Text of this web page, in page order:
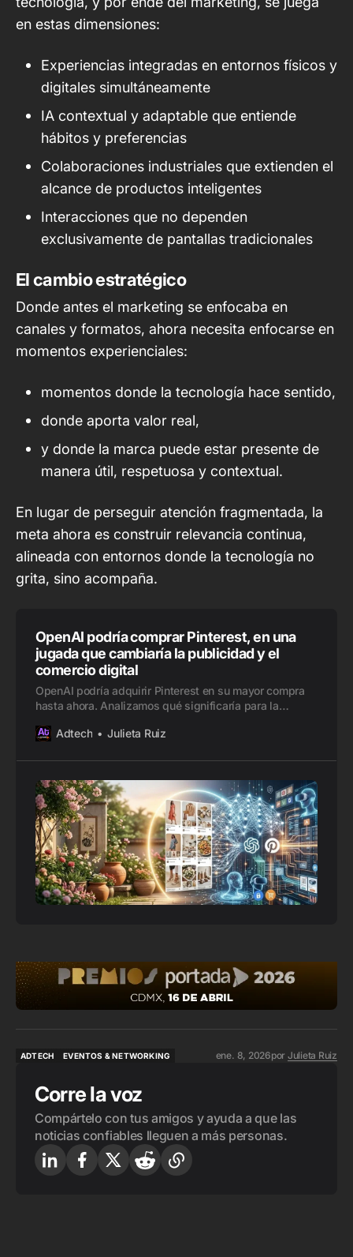
en estas dimensiones:
Experiencias integradas en entornos físicos y
digitales simultáneamente
IA contextual y adaptable que entiende
hábitos y preferencias
Colaboraciones industriales que extienden el
alcance de productos inteligentes
Interacciones que no dependen
exclusivamente de pantallas tradicionales
El cambio estratégico
Donde antes el marketing se enfocaba en
canales y formatos, ahora necesita enfocarse en
momentos experienciales:
momentos donde la tecnología hace sentido,
donde aporta valor real,
y donde la marca puede estar presente de
manera útil, respetuosa y contextual.
En lugar de perseguir atención fragmentada, la
meta ahora es construir relevancia continua,
alineada con entornos donde la tecnología no
grita, sino acompaña.
OpenAI podría comprar Pinterest, en una
jugada que cambiaría la publicidad y el
comercio digital
OpenAI podría adquirir Pinterest en su mayor compra
hasta ahora. Analizamos qué significaría para la
Adtech
Julieta Ruiz
ADTECH
EVENTOS & NETWORKING
ene. 8, 2026por Julieta Ruiz
Corre la voz
Compártelo con tus amigos y ayuda a que las
noticias confiables lleguen a más personas.